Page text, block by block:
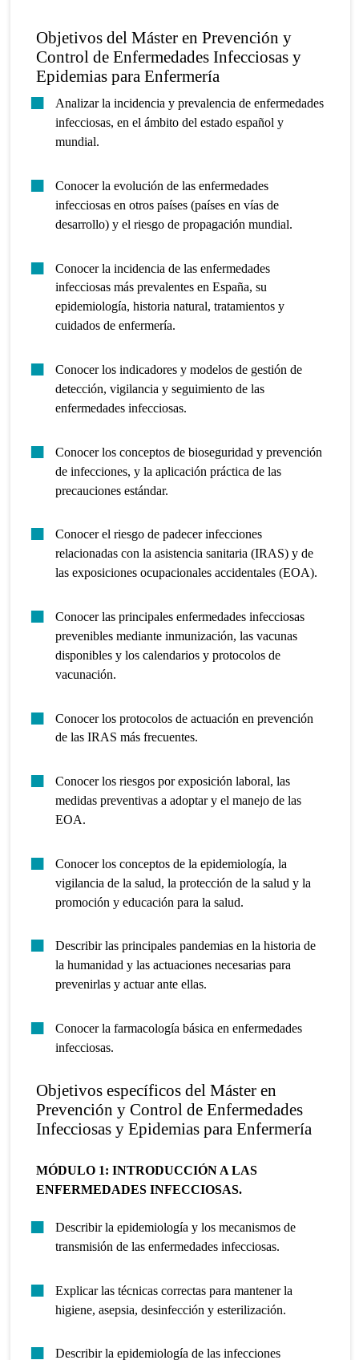
Objetivos del Máster en Prevención y
Control de Enfermedades Infecciosas y
Epidemias para Enfermería
Analizar la incidencia y prevalencia de enfermedades
infecciosas, en el ámbito del estado español y
mundial.
Conocer la evolución de las enfermedades
infecciosas en otros países (países en vías de
desarrollo) y el riesgo de propagación mundial.
Conocer la incidencia de las enfermedades
infecciosas más prevalentes en España, su
epidemiología, historia natural, tratamientos y
cuidados de enfermería.
Conocer los indicadores y modelos de gestión de
detección, vigilancia y seguimiento de las
enfermedades infecciosas.
Conocer los conceptos de bioseguridad y prevención
de infecciones, y la aplicación práctica de las
precauciones estándar.
Conocer el riesgo de padecer infecciones
relacionadas con la asistencia sanitaria (IRAS) y de
las exposiciones ocupacionales accidentales (EOA).
Conocer las principales enfermedades infecciosas
prevenibles mediante inmunización, las vacunas
disponibles y los calendarios y protocolos de
vacunación.
Conocer los protocolos de actuación en prevención
de las IRAS más frecuentes.
Conocer los riesgos por exposición laboral, las
medidas preventivas a adoptar y el manejo de las
EOA.
Conocer los conceptos de la epidemiología, la
vigilancia de la salud, la protección de la salud y la
promoción y educación para la salud.
Describir las principales pandemias en la historia de
la humanidad y las actuaciones necesarias para
prevenirlas y actuar ante ellas.
Conocer la farmacología básica en enfermedades
infecciosas.
Objetivos específicos del Máster en
Prevención y Control de Enfermedades
Infecciosas y Epidemias para Enfermería
MÓDULO 1: INTRODUCCIÓN A LAS
ENFERMEDADES INFECCIOSAS.
Describir la epidemiología y los mecanismos de
transmisión de las enfermedades infecciosas.
Explicar las técnicas correctas para mantener la
higiene, asepsia, desinfección y esterilización.
Describir la epidemiología de las infecciones